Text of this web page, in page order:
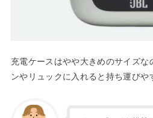
充電ケースはやや大きめのサイズ
ンやリュックに入れると持ち運びや